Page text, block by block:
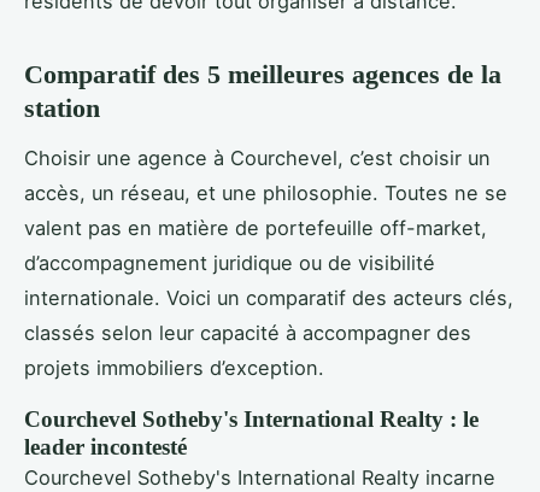
Comparatif des 5 meilleures agences de la
station
Choisir une agence à Courchevel, c’est choisir un
accès, un réseau, et une philosophie. Toutes ne se
valent pas en matière de portefeuille off-market,
d’accompagnement juridique ou de visibilité
internationale. Voici un comparatif des acteurs clés,
classés selon leur capacité à accompagner des
projets immobiliers d’exception.
Courchevel Sotheby's International Realty : le
leader incontesté
Courchevel Sotheby's International Realty incarne